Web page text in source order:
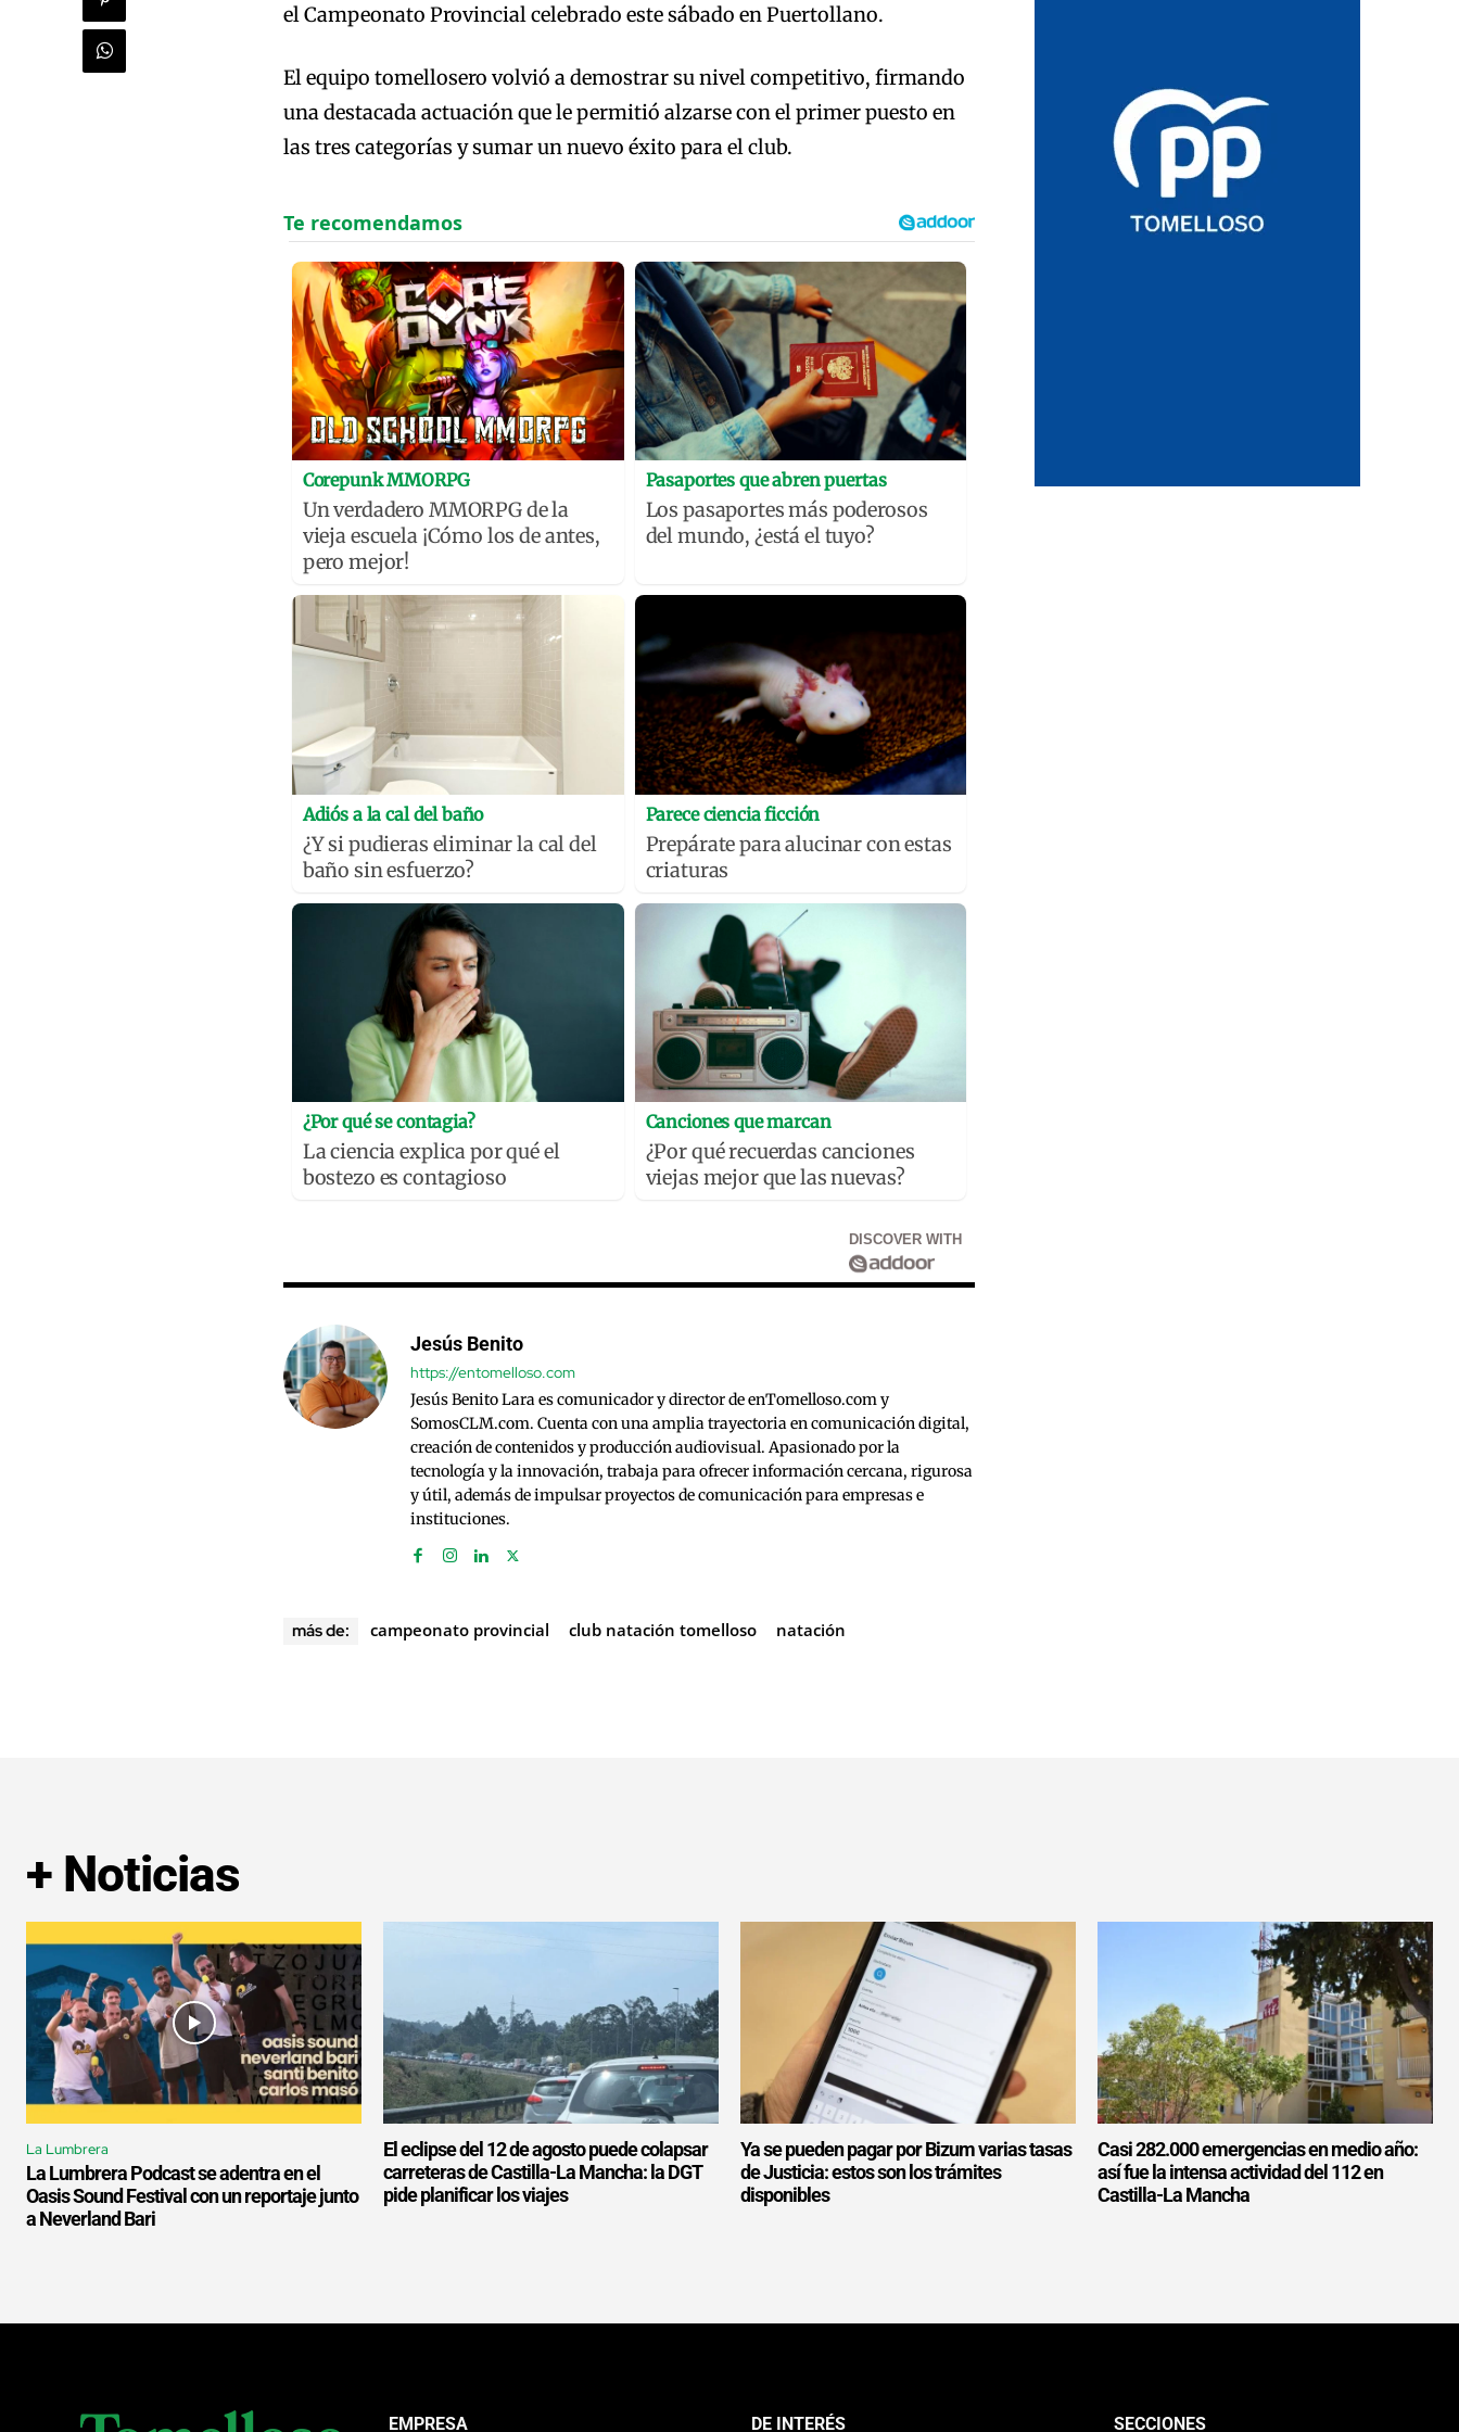
el Campeonato Provincial celebrado este sábado en Puertollano.
El equipo tomellosero volvió a demostrar su nivel competitivo, firmando
una destacada actuación que le permitió alzarse con el primer puesto en
las tres categorías y sumar un nuevo éxito para el club.
Corepunk MMORPG
Un verdadero MMORPG de la
vieja escuela ¡Cómo los de antes,
pero mejor!
Pasaportes que abren puertas
Los pasaportes más poderosos
del mundo, ¿está el tuyo?
Adiós a la cal del baño
¿Y si pudieras eliminar la cal del
baño sin esfuerzo?
Parece ciencia ficción
Prepárate para alucinar con estas
criaturas
¿Por qué se contagia?
La ciencia explica por qué el
bostezo es contagioso
Canciones que marcan
¿Por qué recuerdas canciones
viejas mejor que las nuevas?
DISCOVER WITH
Jesús Benito
https://entomelloso.com
Jesús Benito Lara es comunicador y director de enTomelloso.com y
SomosCLM.com. Cuenta con una amplia trayectoria en comunicación digital,
creación de contenidos y producción audiovisual. Apasionado por la
tecnología y la innovación, trabaja para ofrecer información cercana, rigurosa
y útil, además de impulsar proyectos de comunicación para empresas e
instituciones.
más de: campeonato provincial club natación tomelloso natación
+ Noticias
La Lumbrera
La Lumbrera Podcast se adentra en el
Oasis Sound Festival con un reportaje junto
a Neverland Bari
El eclipse del 12 de agosto puede colapsar
carreteras de Castilla-La Mancha: la DGT
pide planificar los viajes
Ya se pueden pagar por Bizum varias tasas
de Justicia: estos son los trámites
disponibles
Casi 282.000 emergencias en medio año:
así fue la intensa actividad del 112 en
Castilla-La Mancha
EMPRESA DE INTERÉS SECCIONES